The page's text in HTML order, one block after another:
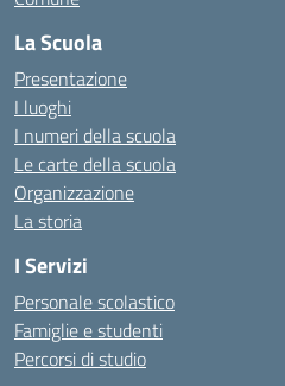
La Scuola
Presentazione
I luoghi
I numeri della scuola
Le carte della scuola
Organizzazione
La storia
I Servizi
Personale scolastico
Famiglie e studenti
Percorsi di studio